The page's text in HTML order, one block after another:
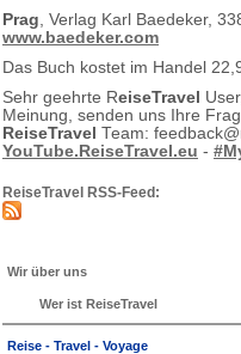
Prag , Verlag Karl Baedeker,
www.baedeker.com
Das Buch kostet im Handel
Sehr geehrte ReiseTravel
Meinung, senden uns Ihre
ReiseTravel Team:
YouTube.ReiseTravel.eu -
ReiseTravel RSS-Feed:
Wir über uns
Wer ist ReiseTravel
Reise - Travel - Voyage